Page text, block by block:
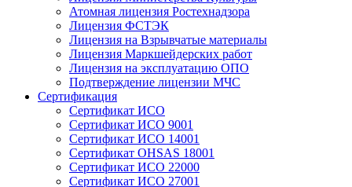
Атомная лицензия Ростехнадзора
Лицензия ФСТЭК
Лицензия на Взрывчатые материалы
Лицензия Маркшейдерских работ
Лицензия на эксплуатацию ОПО
Подтверждение лицензии МЧС
Сертификация
Сертификат ИСО
Сертификат ИСО 9001
Сертификат ИСО 14001
Сертификат OHSAS 18001
Сертификат ИСО 22000
Сертификат ИСО 27001